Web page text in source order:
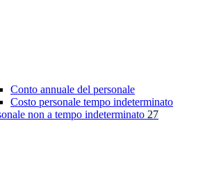
Conto annuale del personale
Costo personale tempo indeterminato
non a tempo indeterminato 27